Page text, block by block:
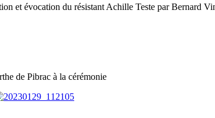
et évocation du résistant Achille Teste par Bernard
de Pibrac à la cérémonie